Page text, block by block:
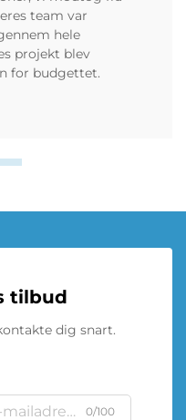
team var
hele
projekt blev
for budgettet.
tilbud
dig snart.
0/100